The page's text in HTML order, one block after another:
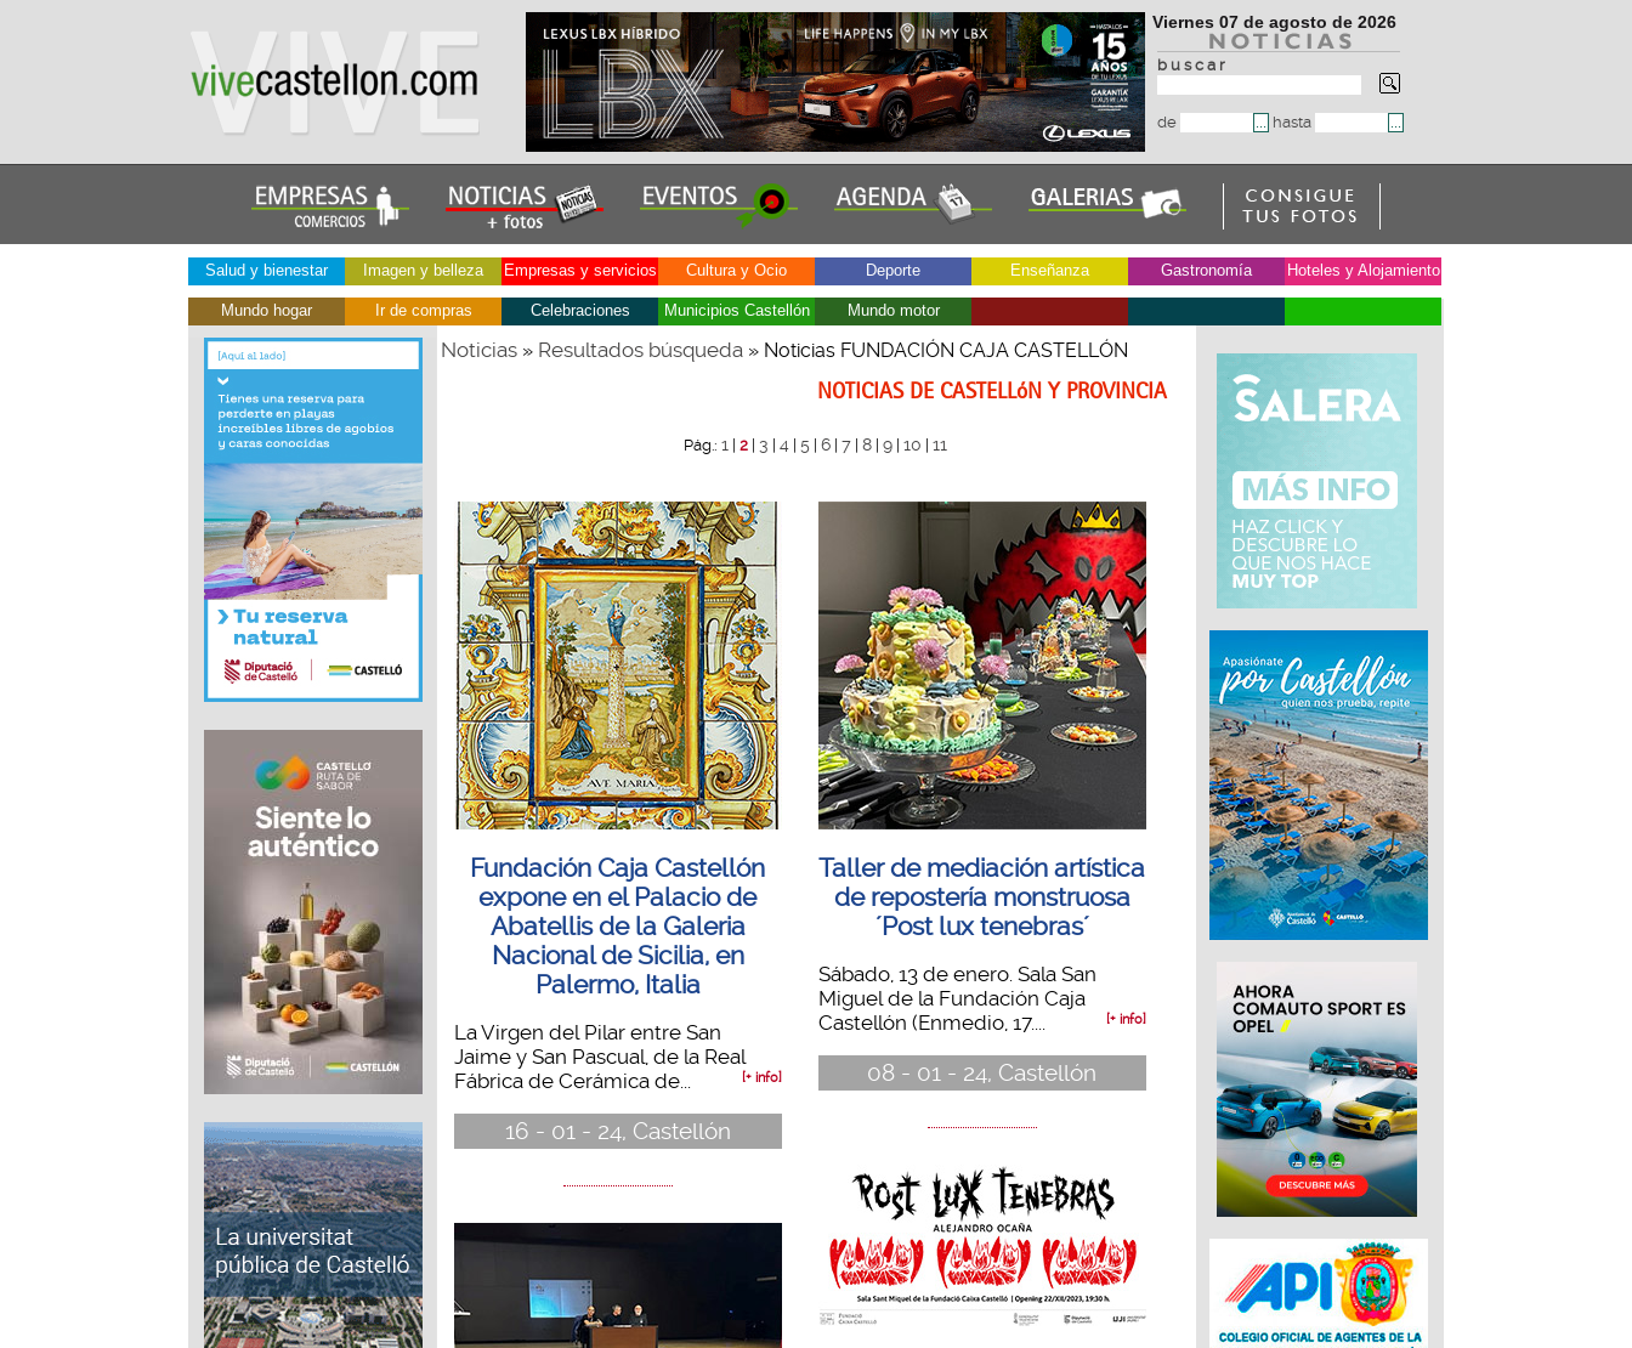
Viernes 07 de agosto de 2026
b u s c a r
de hasta
Salud y bienestar Imagen y belleza Empresas y servicios Cultura y Ocio Deporte Enseñanza Gastronomía Hoteles y Alojamiento
Mundo hogar Ir de compras Celebraciones Municipios Castellón Mundo motor
Noticias» Resultados búsqueda» Noticias FUNDACIÓN CAJA CASTELLÓN
NOTICIAS DE CASTELLóN Y PROVINCIA
Pág.: 1| 2| 3 4| 5| 6| 7| 8| 9| 10 11
Fundación Caja Castellón
expone en el Palacio de
Abatellis de la Galeria
Nacional de Sicilia, en
Palermo, Italia
La Virgen del Pilar entre San
Jaime y San Pascual, de la Real
Fábrica de Cerámica de...
[+ info]
16 - 01 - 24, Castellón
Taller de mediación artística
de repostería monstruosa
´Post lux tenebras´
Sábado, 13 de enero. Sala San
Miguel de la Fundación Caja
Castellón (Enmedio, 17....
[+ info]
08 - 01 - 24, Castellón